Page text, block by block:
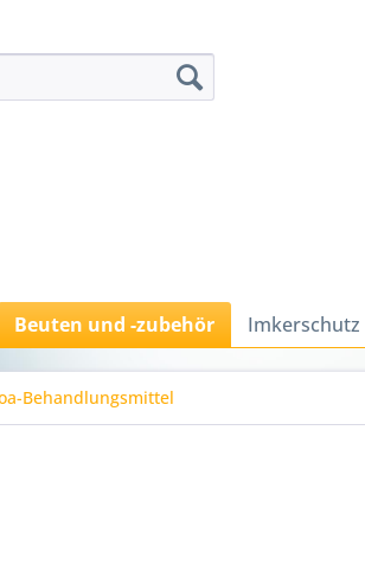
Beuten und -zubehör
Behandlungsmittel